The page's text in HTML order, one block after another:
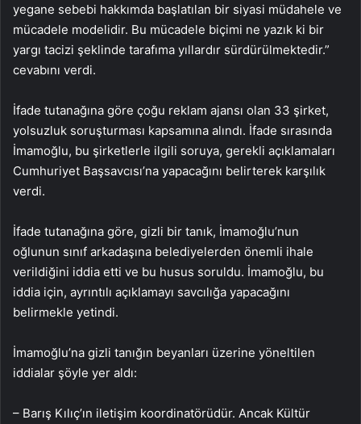
yegane sebebi hakkımda başlatılan bir siyasi müdahele ve
mücadele modelidir. Bu mücadele biçimi ne yazık ki bir
yargı tacizi şeklinde tarafıma yıllardır sürdürülmektedir.”
cevabını verdi.
İfade tutanağına göre çoğu reklam ajansı olan 33 şirket,
yolsuzluk soruşturması kapsamına alındı. İfade sırasında
İmamoğlu, bu şirketlerle ilgili soruya, gerekli açıklamaları
Cumhuriyet Başsavcısı’na yapacağını belirterek karşılık
verdi.
İfade tutanağına göre, gizli bir tanık, İmamoğlu’nun
oğlunun sınıf arkadaşına belediyelerden önemli ihale
verildiğini iddia etti ve bu husus soruldu. İmamoğlu, bu
iddia için, ayrıntılı açıklamayı savcılığa yapacağını
belirmekle yetindi.
İmamoğlu’na gizli tanığın beyanları üzerine yöneltilen
iddialar şöyle yer aldı:
– Barış Kılıç’ın iletişim koordinatörüdür. Ancak Kültür